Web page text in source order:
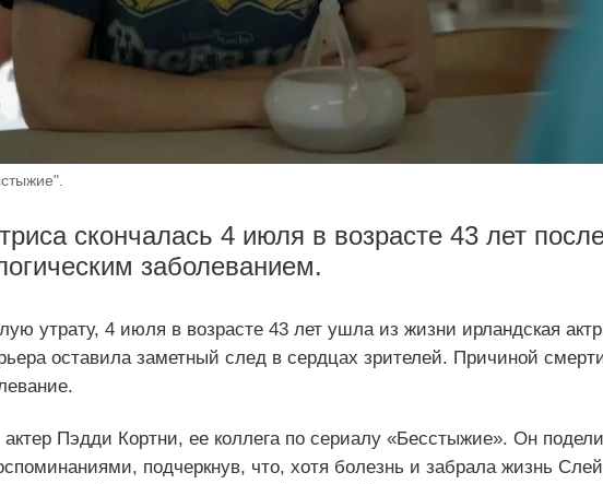
скончалась 4 июля в возрасте 43 лет
заболеванием.
утрату, 4 июля в возрасте 43 лет ушла из жизни ирландская
оставила заметный след в сердцах зрителей. Причиной
Пэдди Кортни, ее коллега по сериалу «Бесстыжие». Он
подчеркнув, что, хотя болезнь и забрала жизнь